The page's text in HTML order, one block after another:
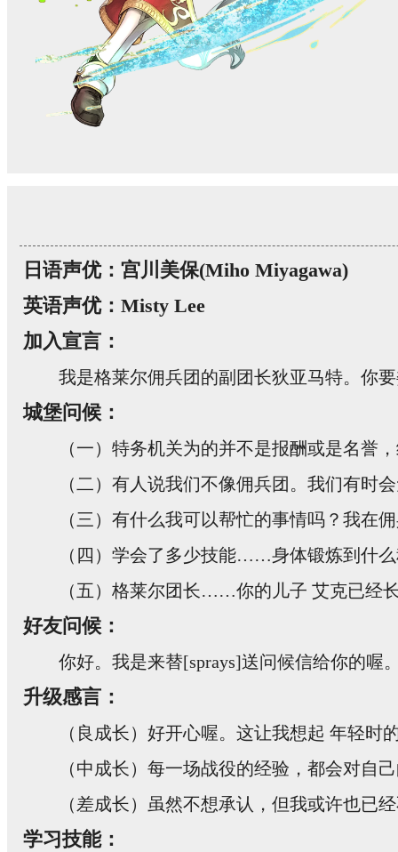
日语声优：宫川美保(Miho Miyagawa)
英语声优：Misty Lee
加入宣言：
我是格莱尔佣兵团的副团长狄亚马特。你
城堡问候：
（一）特务机关为的并不是报酬或是名
（二）有人说我们不像佣兵团。我们有
（三）有什么我可以帮忙的事情吗？我在
（四）学会了多少技能……身体锻炼到什
（五）格莱尔团长……你的儿子 艾克已
好友问候：
你好。我是来替[sprays]送问候信给你的喔
升级感言：
（良成长）好开心喔。这让我想起 年轻时
（中成长）每一场战役的经验，都会对自
（差成长）虽然不想承认，但我或许也
学习技能：